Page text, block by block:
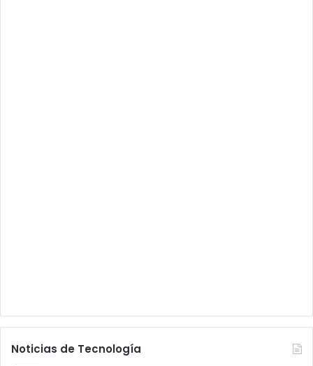
Noticias de Tecnología